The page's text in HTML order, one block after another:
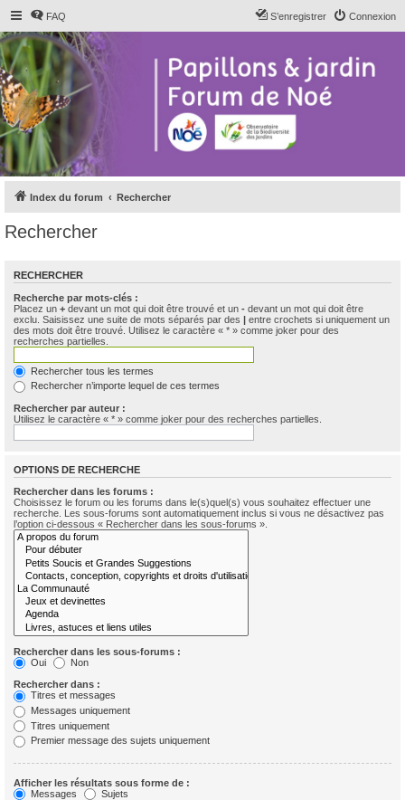
FAQ Connexion
S’enregistrer
Index du forum Rechercher
Rechercher
RECHERCHER
Recherche par mots-clés :
Placez un + devant un mot qui doit être trouvé et un - devant un mot qui doit être
exclu. Saisissez une suite de mots séparés par des | entre crochets si uniquement un
des mots doit être trouvé. Utilisez le caractère « * » comme joker pour des
recherches partielles.
Rechercher tous les termes
Rechercher n’importe lequel de ces termes
Rechercher par auteur :
Utilisez le caractère « * » comme joker pour des recherches partielles.
OPTIONS DE RECHERCHE
Rechercher dans les forums :
Choisissez le forum ou les forums dans le(s)quel(s) vous souhaitez effectuer une
recherche. Les sous-forums sont automatiquement inclus si vous ne désactivez pas
l’option ci-dessous « Rechercher dans les sous-forums ».
Rechercher dans les sous-forums :
Oui
Non
Rechercher dans :
Titres et messages
Messages uniquement
Titres uniquement
Premier message des sujets uniquement
Afficher les résultats sous forme de :
Messages
Sujets